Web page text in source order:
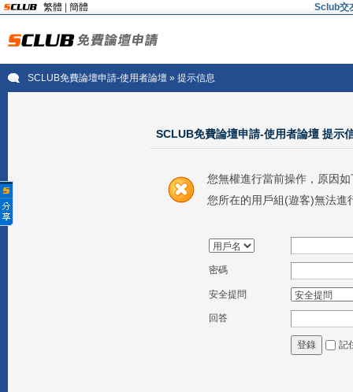
繁體 簡體 Sclub交
SCLUB免費論壇申請-使用者論壇» 提示信息
SCLUB免費論壇申請-使用者論壇 提示
您無權進行當前操作，原因如
您所在的用戶組(遊客)無法進
密碼
安全提問
回答
登錄 記